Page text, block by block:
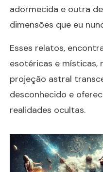
adormecida e outra
dimensões que eu
Esses relatos,
esotéricas e místicas,
projeção astral
desconhecido e
realidades ocultas.